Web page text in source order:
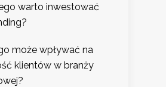
warto inwestować
może wpływać na
klientów w branży